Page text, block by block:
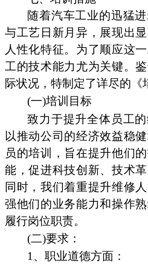
随着汽车工业的迅猛
与工艺日新月异，展现出
人性化特征。为了顺应这
工的技术能力尤为关键。
际状况，特制定了详尽的《
(一)培训目标
致力于提升全体员工
以推动公司的经济效益稳
员的培训，旨在提升他们
能，促进科技创新、技术
同时，我们着重提升维修
强他们的业务能力和操作
履行岗位职责。
(二)要求：
1、职业道德方面：